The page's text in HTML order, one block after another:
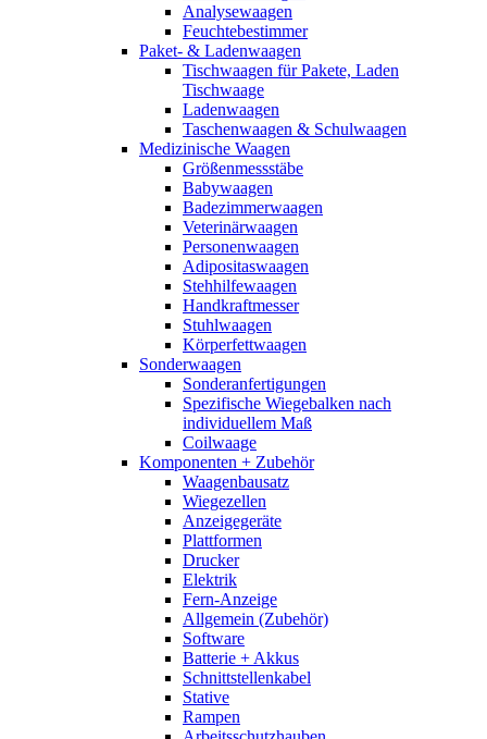
Analysewaagen
Feuchtebestimmer
Paket- & Ladenwaagen
Tischwaagen für Pakete, Laden
Tischwaage
Ladenwaagen
Taschenwaagen & Schulwaagen
Medizinische Waagen
Größenmessstäbe
Babywaagen
Badezimmerwaagen
Veterinärwaagen
Personenwaagen
Adipositaswaagen
Stehhilfewaagen
Handkraftmesser
Stuhlwaagen
Körperfettwaagen
Sonderwaagen
Sonderanfertigungen
Spezifische Wiegebalken nach
individuellem Maß
Coilwaage
Komponenten + Zubehör
Waagenbausatz
Wiegezellen
Anzeigegeräte
Plattformen
Drucker
Elektrik
Fern-Anzeige
Allgemein (Zubehör)
Software
Batterie + Akkus
Schnittstellenkabel
Stative
Rampen